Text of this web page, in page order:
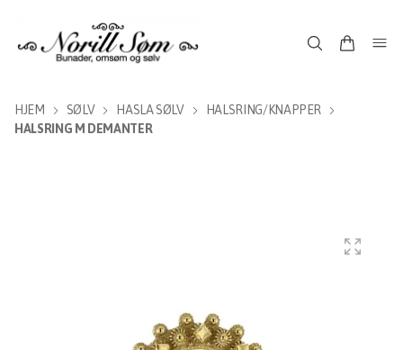
HJEM SØLV HASLA SØLV
HALSRING/KNAPPER
HALSRING M DEMANTER